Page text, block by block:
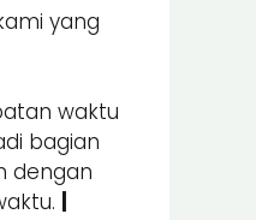
yang
waktu
bagian
dengan